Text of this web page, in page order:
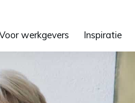
werkgevers Inspiratie